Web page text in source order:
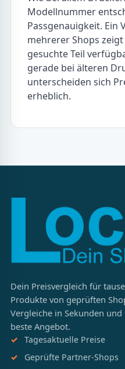
Wie bei allem
Modellnummer
Passgenauigkeit. Ein
mehrerer Shops
gesuchte Teil
gerade bei älteren
unterscheiden sich
Dein Preisvergleich für
Produkte von geprüften
Vergleiche in Sekunden und
beste Angebot.
Tagesaktuelle Preise